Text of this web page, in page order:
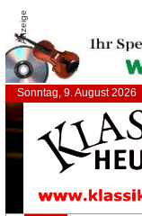
Anzeige
Sonntag, 9. August 2026